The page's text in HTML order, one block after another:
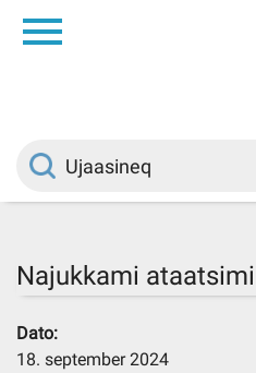
Innuttaasunut
Najukkami
Dato:
18. september 2024